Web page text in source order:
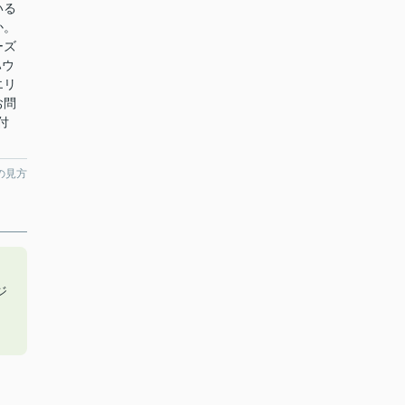
ズ
見方